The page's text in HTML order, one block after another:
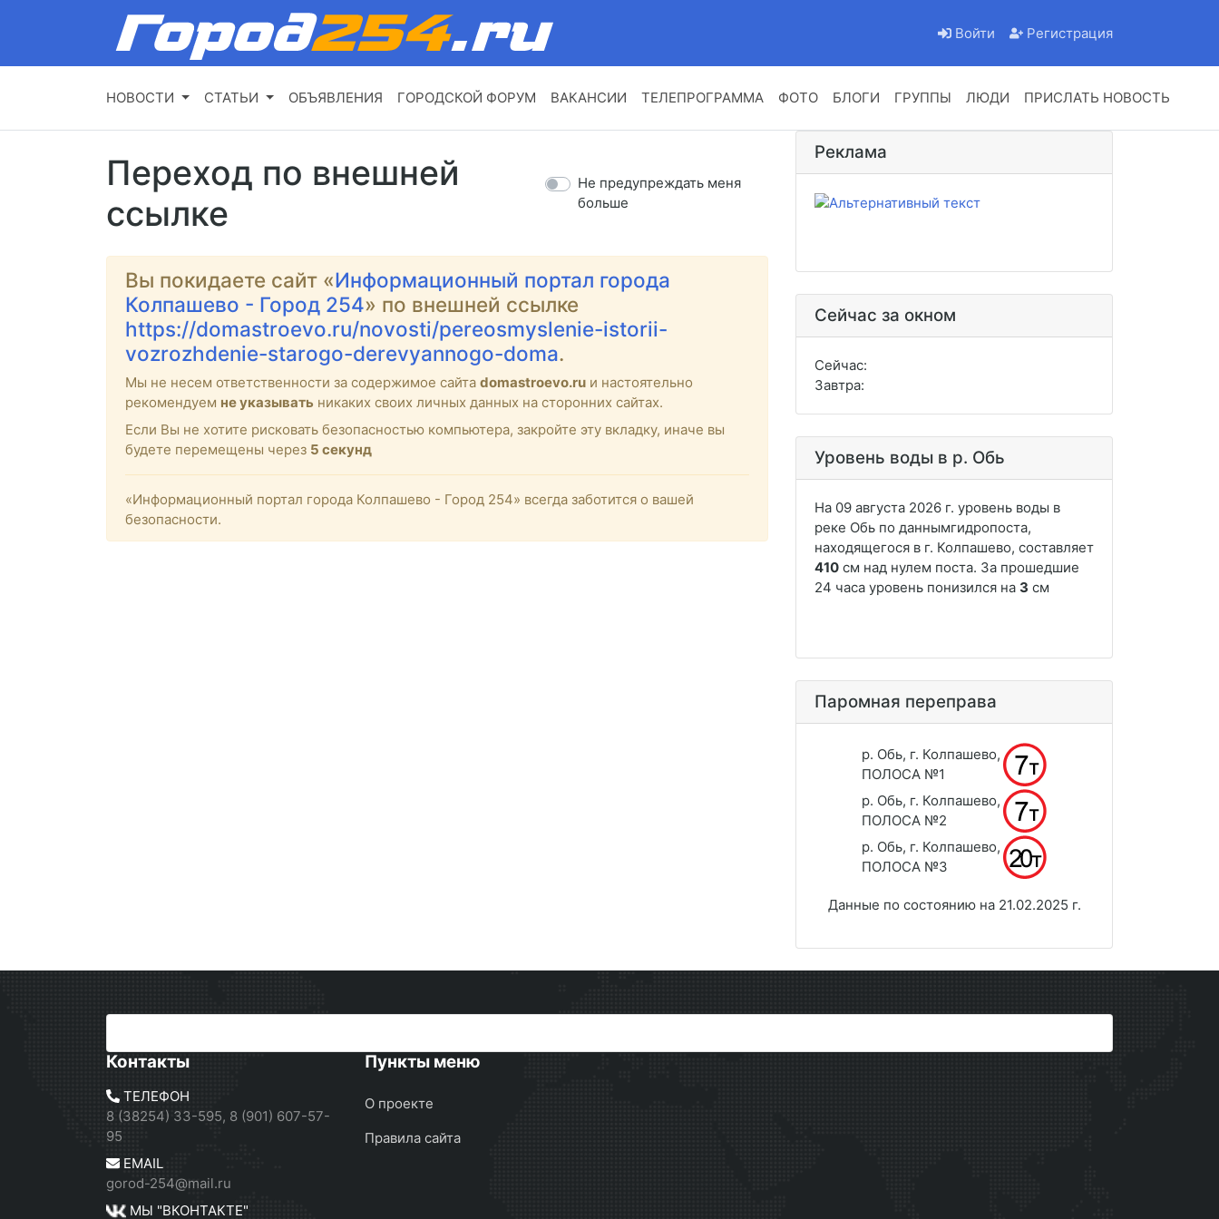
Войти Регистрация
НОВОСТИ СТАТЬИ ОБЪЯВЛЕНИЯ ГОРОДСКОЙ ФОРУМ ВАКАНСИИ ТЕЛЕПРОГРАММА ФОТО БЛОГИ ГРУППЫ ЛЮДИ ПРИСЛАТЬ НОВОСТЬ
Переход по внешней
ссылке
Не предупреждать меня
больше
Вы покидаете сайт «Информационный портал города
Колпашево - Город 254» по внешней ссылке
https://domastroevo.ru/novosti/pereosmyslenie-istorii-
vozrozhdenie-starogo-derevyannogo-doma.
Мы не несем ответственности за содержимое сайта domastroevo.ru и настоятельно
рекомендуем не указывать никаких своих личных данных на сторонних сайтах.
Если Вы не хотите рисковать безопасностью компьютера, закройте эту вкладку, иначе вы
будете перемещены через 4 секунд
«Информационный портал города Колпашево - Город 254» всегда заботится о вашей
безопасности.
Реклама
Сейчас за окном
Сейчас:
Завтра:
Уровень воды в р. Обь
Паромная переправа
р. Обь, г. Колпашево,
ПОЛОСА №1
р. Обь, г. Колпашево,
ПОЛОСА №2
р. Обь, г. Колпашево,
ПОЛОСА №3
Данные по состоянию на 21.02.2025 г.
Контакты
ТЕЛЕФОН
8 (38254) 33-595, 8 (901) 607-57-
95
EMAIL
gorod-254@mail.ru
МЫ "ВКОНТАКТЕ"
Пункты меню
О проекте
Правила сайта